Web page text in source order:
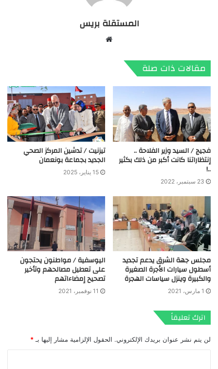
المستقلة بريس
مقالات ذات صلة
فجيج / السيد وزير الفلاحة ..
إنتظاراتنا كانت أكبر من ذلك بكثير
..!
23 سبتمبر، 2022
تيزنيت / تدشين المركز الصحي
الجديد بجماعة بونعمان
15 يناير، 2025
مجلس جهة الشرق يدعم تجديد
أسطول سيارات الأجرة الصغيرة
والكبيرة وينزل سياسات الهجرة
1 مارس، 2021
اليوسفية / مواطنون يحتجون
على تعطيل مصالحهم وتأخير
تصحيح إمضاءاتهم
11 نوفمبر، 2021
اترك تعليقاً
لن يتم نشر عنوان بريدك الإلكتروني. الحقول الإلزامية مشار إليها بـ *